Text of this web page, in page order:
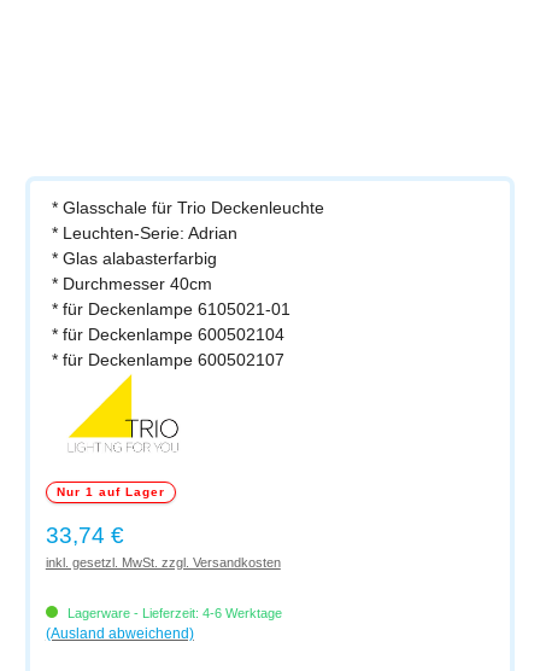
* Glasschale für Trio Deckenleuchte
* Leuchten-Serie: Adrian
* Glas alabasterfarbig
* Durchmesser 40cm
* für Deckenlampe 6105021-01
* für Deckenlampe 600502104
* für Deckenlampe 600502107
Nur 1 auf Lager
Regulärer Preis:
33,74 €
inkl. gesetzl. MwSt. zzgl. Versandkosten
Lagerware - Lieferzeit: 4-6 Werktage
(Ausland abweichend)